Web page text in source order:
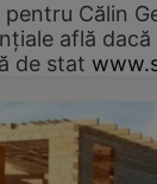
pentru Călin
află
de stat